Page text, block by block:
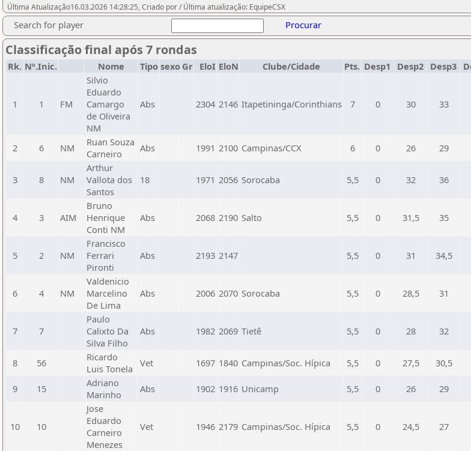
Última Atualização16.03.2026 14:28:25, Criado por / Última atualização: EquipeCSX
Search for player Procurar
Classificação final após 7 rondas
Rk. Nº.Inic. Nome Tipo sexo Gr EloI EloN Clube/Cidade Pts. Desp1 Desp2 Desp3
1 1 FM
Silvio
Eduardo
Camargo
de Oliveira
NM
Abs 2304 2146 Itapetininga/Corinthians 7 0 30 33
2 6 NM
Ruan Souza
Carneiro
Abs 1991 2100 Campinas/CCX 6 0 26 29
3 8 NM
Arthur
Vallota dos
Santos
18 1971 2056 Sorocaba 5,5 0 32 36
4 3 AIM
Bruno
Henrique
Conti NM
Abs 2068 2190 Salto 5,5 0 31,5 35
5 2 NM
Francisco
Ferrari
Pironti
Abs 2193 2147 5,5 0 31 34,5
6 4 NM
Valdenicio
Marcelino
De Lima
Abs 2006 2070 Sorocaba 5,5 0 28,5 31
7 7
Paulo
Calixto Da
Silva Filho
Abs 1982 2069 Tietê 5,5 0 28 32
8 56
Ricardo
Luis Tonela
Vet 1697 1840 Campinas/Soc. Hípica 5,5 0 27,5 30,5
9 15
Adriano
Marinho
Abs 1902 1916 Unicamp 5,5 0 26 29
10 10
Jose
Eduardo
Carneiro
Menezes
Vet 1946 2179 Campinas/Soc. Hípica 5,5 0 24,5 27